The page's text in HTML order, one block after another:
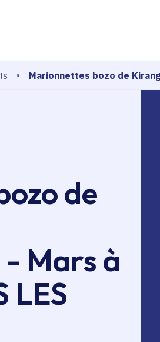
Marionnettes bozo de
de
Mars à
LES